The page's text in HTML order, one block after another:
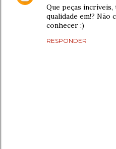
Que peças
qualidade em!? Não
conhecer :)
RESPONDER